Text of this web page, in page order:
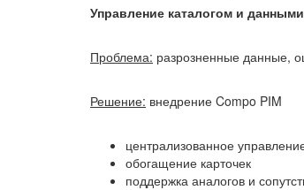
Управление каталогом и
Проблема: разрозненные данные,
Решение: внедрение Compo PIM
централизованное
обогащение карточек
поддержка аналогов и